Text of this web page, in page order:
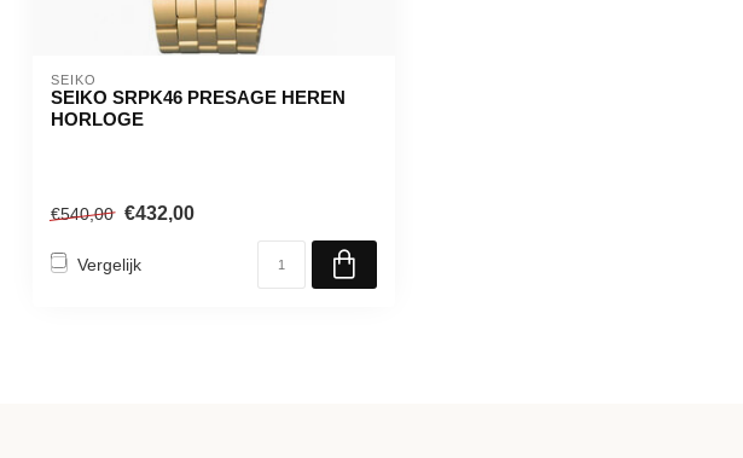
SEIKO
SEIKO SRPK46 PRESAGE HEREN
HORLOGE
€540,00 €432,00
Vergelijk